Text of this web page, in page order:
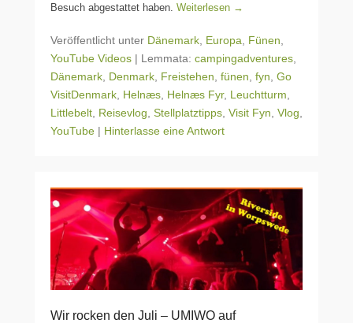
Besuch abgestattet haben. Weiterlesen →
Veröffentlicht unter Dänemark Europa Fünen
YouTube Videos | Lemmata: campingadventures
Dänemark Denmark Freistehen fünen fyn Go
VisitDenmark Helnæs Helnæs Fyr, Leuchtturm
Littlebelt Reisevlog Stellplatztipps Visit Fyn Vlog
YouTube | Hinterlasse eine Antwort
Wir rocken den Juli – UMIWO auf